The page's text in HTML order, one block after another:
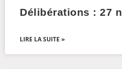
Délibérations : 27
LIRE LA SUITE »